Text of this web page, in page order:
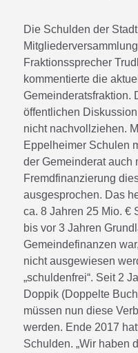
Die Schulden der
Fraktionssprecher
kommentierte die
Gemeinderatsfraktion.
öffentlichen
nicht nachvollziehen.
Eppelheimer Schulen
der Gemeinderat auch
Fremdfinanzierung
ausgesprochen. Das
ca. 8 Jahren 25 Mio. €
bis vor 3 Jahren
Gemeindefinanzen
nicht ausgewiesen
„schuldenfrei“. Seit 2
Doppik (Doppelte
müssen nun diese
werden. Ende 2017
Schulden. „Wir haben